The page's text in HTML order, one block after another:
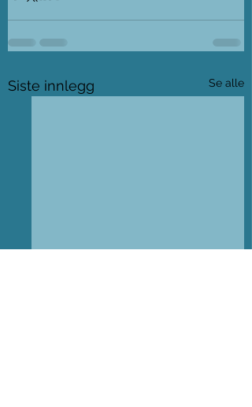
Siste innlegg Se alle